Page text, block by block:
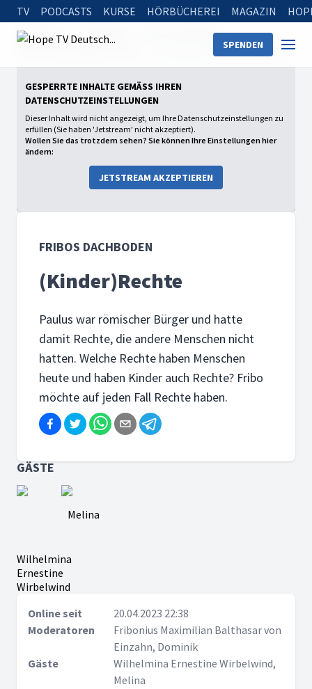
TV PODCASTS KURSE HÖRBÜCHEREI MAGAZIN
SPENDEN
Startseite
Fribos Dachboden
2023: Die Apostelgeschichte
GESPERRTE INHALTE GEMÄSS IHREN D
ATENSCHUTZEINSTELLUNGEN
Dieser Inhalt wird nicht angezeigt, um Ihre Datenschutzeinstellungen zu
erfüllen (Sie haben 'Jetstream' nicht akzeptiert).
Wollen Sie das trotzdem sehen? Sie können Ihre Einstellungen hier
ändern:
JETSTREAM AKZEPTIEREN
FRIBOS DACHBODEN
(Kinder)Rechte
Paulus war römischer Bürger und hatte
damit Rechte, die andere Menschen nicht
hatten. Welche Rechte haben Menschen
heute und haben Kinder auch Rechte? Fribo
möchte auf jeden Fall Rechte haben.
GÄSTE
Wilhelmina
Ernestine
Wirbelwind
Melina
Online seit
20.04.2023 22:38
Moderatoren
Fribonius Maximilian Balthasar von
Einzahn, Dominik
Gäste
Wilhelmina Ernestine Wirbelwind,
Melina